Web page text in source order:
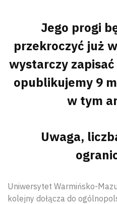
Jego progi
przekroczyć już
wystarczy
opublikujemy 9
w tym
Uwaga,
Uniwersytet Warmińsko-
kolejny dołącza do